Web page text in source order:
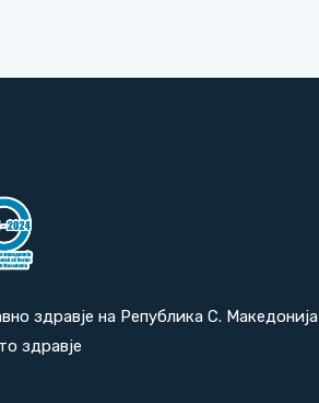
здравје на Република С. Македонија
здравје